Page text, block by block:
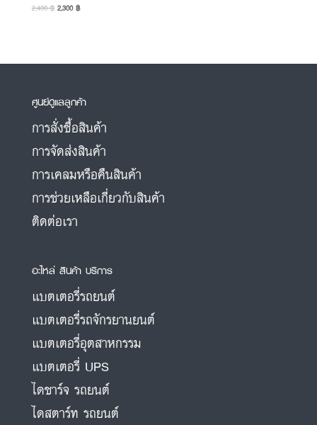
2,400฿ Original
2,300฿Current
ศูนย์ดูแลลูกค้า
การสั่งซื้อสินค้า
การจัดส่งสินค้า
การเคลมหรือคืนสินค้า
การช่วยเหลือเกี่ยวกับสินค้า
ติดต่อเรา
อะไหล่ สินค้า บริการ
แบตเตอรี่รถยนต์
แบตเตอรี่รถจักรยานยนต์
แบตเตอรี่อุตสาหกรรม
แบตเตอรี่ UPS
ไดชาร์จ รถยนต์
ไดสตาร์ท รถยนต์